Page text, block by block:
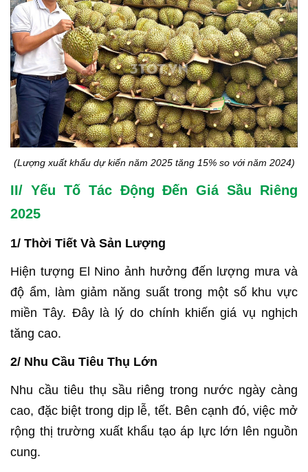
(Lượng xuất khẩu dự kiến năm 2025 tăng 15% so với năm 2024)
II/ Yếu Tố Tác Động Đến Giá Sầu Riêng
2025
1/ Thời Tiết Và Sản Lượng
Hiện tượng El Nino ảnh hưởng đến lượng mưa và
độ ẩm, làm giảm năng suất trong một số khu vực
miền Tây. Đây là lý do chính khiến giá vụ nghịch
tăng cao.
2/ Nhu Cầu Tiêu Thụ Lớn
Nhu cầu tiêu thụ sầu riêng trong nước ngày càng
cao, đặc biệt trong dịp lễ, tết. Bên cạnh đó, việc mở
rộng thị trường xuất khẩu tạo áp lực lớn lên nguồn
cung.